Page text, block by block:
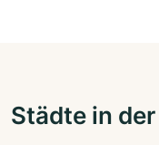
Städte in